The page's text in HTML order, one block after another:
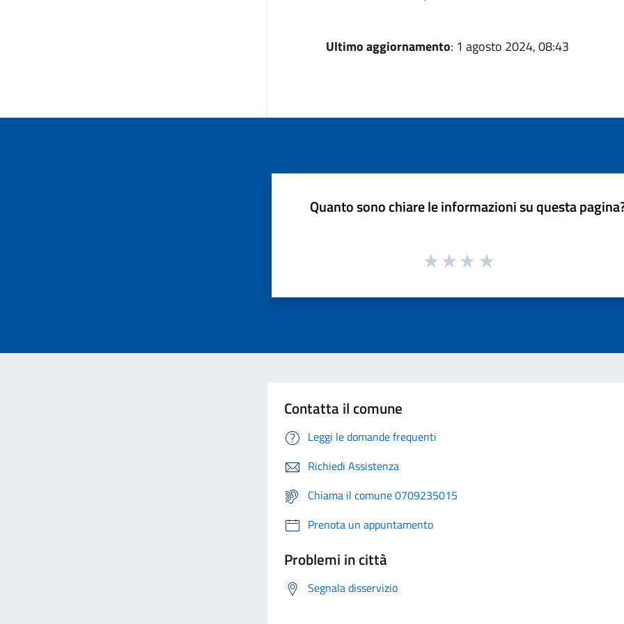
Ultimo aggiornamento: 1 agosto 2024, 08:43
Quanto sono chiare le informazioni su questa
Contatta il comune
Leggi le domande frequenti
Richiedi Assistenza
Chiama il comune 0709235015
Prenota un appuntamento
Problemi in città
Segnala disservizio